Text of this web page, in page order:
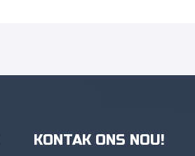
KONTAK ONS NOU!